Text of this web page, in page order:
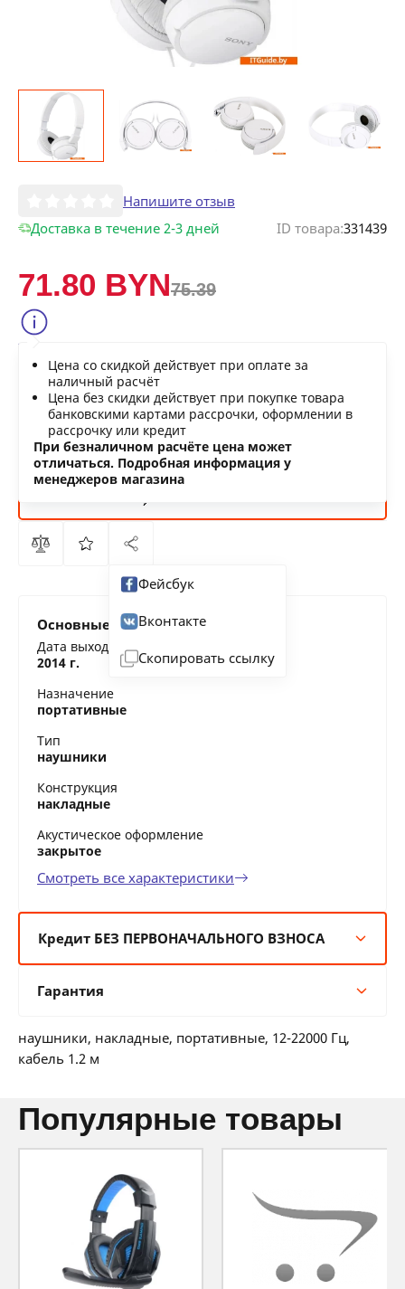
Напишите отзыв
Доставка в течение 2-3 дней
ID товара:331439
71.80 BYN75.39
Цена со скидкой действует при оплате за
наличный расчёт
Цена без скидки действует при покупке товара
банковскими картами рассрочки, оформлении в
рассрочку или кредит
При безналичном расчёте цена может
отличаться. Подробная информация у
менеджеров магазина
Нашли дешевле?
Фейсбук
Вконтакте
Скопировать ссылку
Основные характеристики
Дата выхода на рынок
2014 г.
Назначение
портативные
Тип
наушники
Конструкция
накладные
Акустическое оформление
закрытое
Смотреть все характеристики
Кредит БЕЗ ПЕРВОНАЧАЛЬНОГО ВЗНОСА
12 мес:7 BYN/мес
36 мес: 3 BYN/мес
Гарантия
12 месяцев официальной гарантии от
производителя
наушники, накладные, портативные, 12-22000 Гц,
кабель 1.2 м
популярные товары